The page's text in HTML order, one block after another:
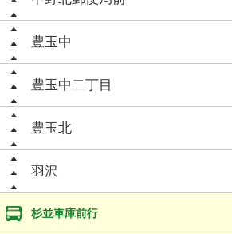
豊玉中
豊玉中二丁目
豊玉北
羽沢
杉並車庫前行